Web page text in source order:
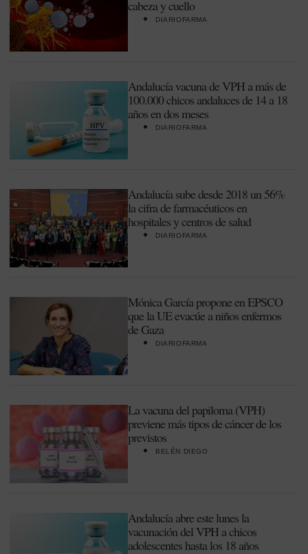
cabeza y cuello
DIARIOFARMA
Andalucía vacuna de VPH a más de
100.000 chicos andaluces de 14 a 18
años en dos meses
DIARIOFARMA
Andalucía sube desde 2018 un 56%
la cifra de farmacéuticos en
hospitales y centros de salud
DIARIOFARMA
Mónica García propone en EPSCO
que la UE evacúe a niños enfermos
de Gaza
DIARIOFARMA
La vacuna del papiloma (VPH)
previene más tipos de cáncer de los
previstos
BELÉN DIEGO
Andalucía abre este lunes la
vacunación del VPH a chicos
adolescentes hasta los 18 años